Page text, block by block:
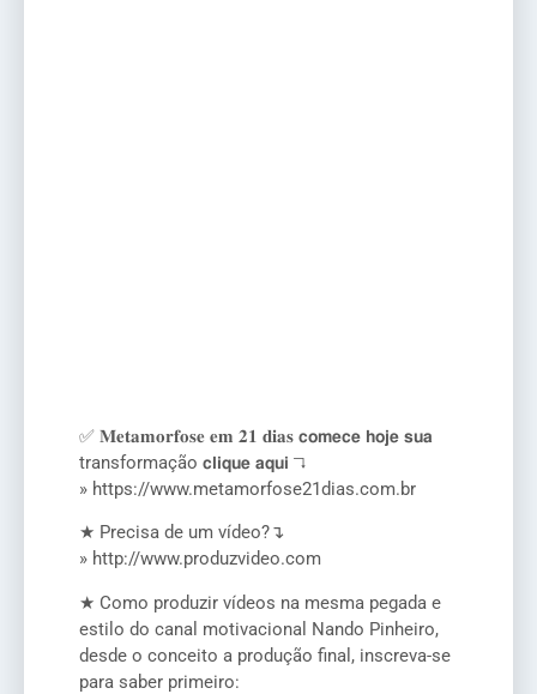
✅ 𝐌𝐞𝐭𝐚𝐦𝐨𝐫𝐟𝐨𝐬𝐞 𝐞𝐦 𝟐𝟏 𝐝𝐢𝐚𝐬 𝗰𝗼𝗺𝗲𝗰𝗲 𝗵𝗼𝗷𝗲 𝘀𝘂𝗮
transformação 𝗰𝗹𝗶𝗾𝘂𝗲 𝗮𝗾𝘂𝗶 ↴
» https://www.metamorfose21dias.com.br
★ Precisa de um vídeo?↴
» http://www.produzvideo.com
★ Como produzir vídeos na mesma pegada e
estilo do canal motivacional Nando Pinheiro,
desde o conceito a produção final, inscreva-se
para saber primeiro: